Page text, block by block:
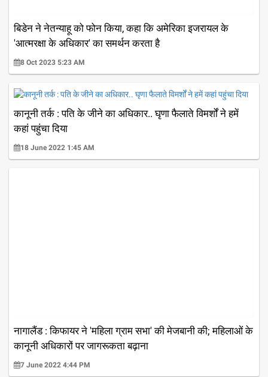
बिडेन ने नेतन्याहू को फोन किया, कहा कि अमेरिका इजरायल के
'आत्मरक्षा के अधिकार' का समर्थन करता है
8 Oct 2023 5:23 AM
कानूनी तर्क : पति के जीने का अधिकार.. घृणा फैलाते विमर्शों ने हमें
कहां पहुंचा दिया
18 June 2022 1:45 AM
नागालैंड : किफायर ने 'महिला ग्राम सभा' की मेजबानी की; महिलाओं के
कानूनी अधिकारों पर जागरूकता बढ़ाना
7 June 2022 4:44 PM